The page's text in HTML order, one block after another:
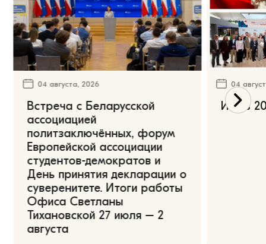
04 августа, 2026
Встреча с Беларусской
ассоциацией
политзаключённых, форум
Европейской ассоциации
студентов-демократов и
День принятия декларации о
суверенитете. Итоги работы
Офиса Светланы
Тихановской 27 июля – 2
августа
04
Июль